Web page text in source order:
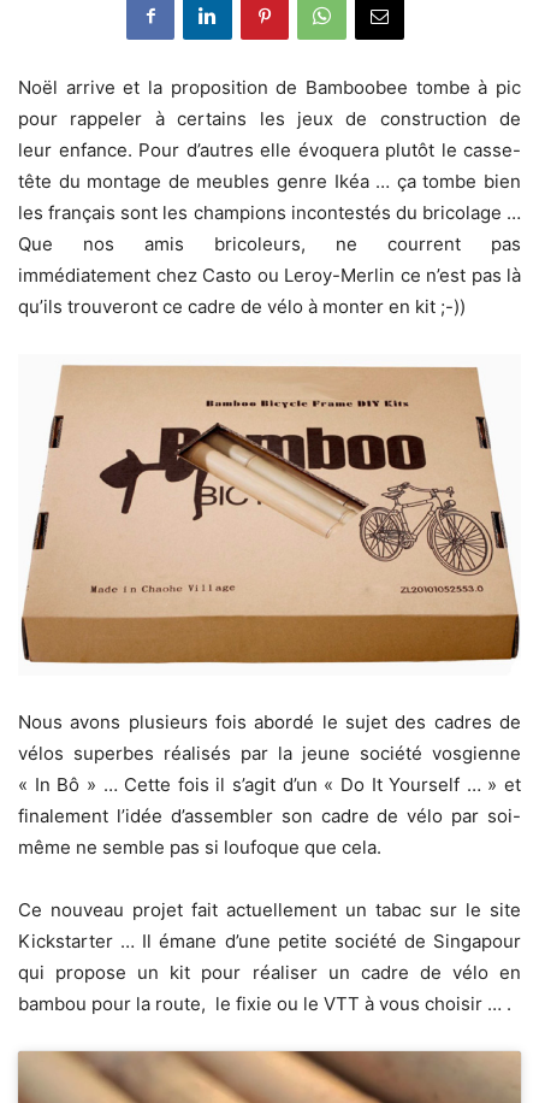
Noël arrive et la proposition de Bamboobee tombe à pic
pour rappeler à certains les jeux de construction de
leur enfance. Pour d’autres elle évoquera plutôt le casse-
tête du montage de meubles genre Ikéa … ça tombe bien
les français sont les champions incontestés du bricolage …
Que nos amis bricoleurs, ne courrent pas
immédiatement chez Casto ou Leroy-Merlin ce n’est pas là
qu’ils trouveront ce cadre de vélo à monter en kit ;-))
Nous avons plusieurs fois abordé le sujet des cadres de
vélos superbes réalisés par la jeune société vosgienne
« In Bô » … Cette fois il s’agit d’un « Do It Yourself … » et
finalement l’idée d’assembler son cadre de vélo par soi-
même ne semble pas si loufoque que cela.
Ce nouveau projet fait actuellement un tabac sur le site
Kickstarter … Il émane d’une petite société de Singapour
qui propose un kit pour réaliser un cadre de vélo en
bambou pour la route, le fixie ou le VTT à vous choisir … .